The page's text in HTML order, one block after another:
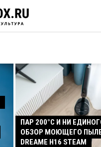
ПАР 200°C И НИ
ОБЗОР МОЮЩЕГО
DREAME H16 STEAM